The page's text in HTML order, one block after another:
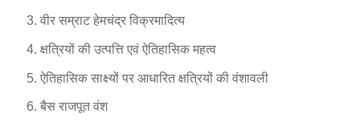
वीर सम्राट हेमचंद्र विक्रमादित्य
क्षत्रियों की उत्पत्ति एवं ऐतिहासिक महत्व
ऐतिहासिक साक्ष्यों पर आधारित क्षत्रियों की वंशावली
बैस राजपूत वंश